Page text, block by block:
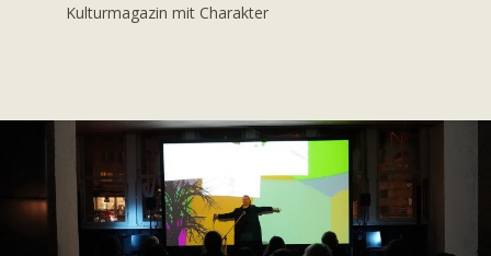
Kulturmagazin mit Charakter